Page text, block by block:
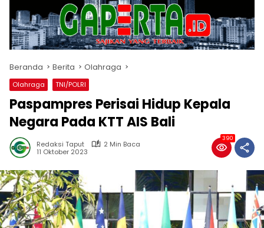
Beranda Berita Olahraga
Olahraga TNI/POLRI
Paspampres Perisai Hidup Kepala
Negara Pada KTT AIS Bali
Redaksi Taput
2 Min Baca
11 Oktober 2023
390